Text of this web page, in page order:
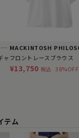
MACKINTOSH PHILOSOPHY
ャ フロントレースブラウス
¥13,750 税込 38%OFF
テム